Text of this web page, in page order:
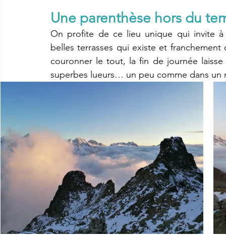
Une parenthèse hors du
On profite de ce lieu unique qui invite à
belles terrasses qui existe et
couronner le tout, la fin de journée
superbes lueurs… un peu comme dans un